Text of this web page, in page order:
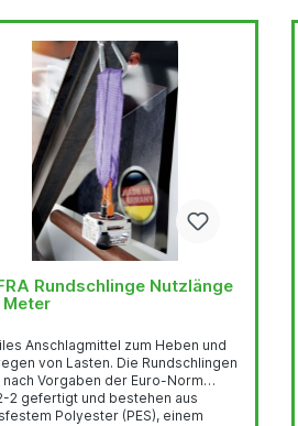
Rundschlinge Nutzlänge
Meter
Anschlagmittel zum Heben und
von Lasten. Die Rundschlingen
nach Vorgaben der Euro-Norm
2 gefertigt und bestehen aus
Polyester (PES), einem